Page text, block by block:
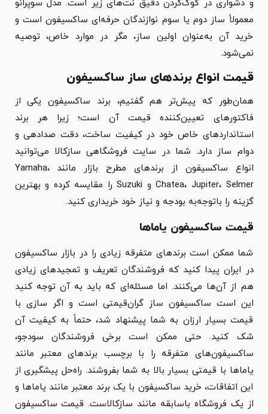
و دشواری در کوک‌کردن دقیق نت‌های زیر است. مدل سوپرانو
معمولاً ساز دوم یا سوم نوازندگان حرفه‌ای ساکسیفون است و
خرید آن به‌عنوان اولین ساز، مگر در موارد خاص، توصیه
نمی‌شود.
قیمت انواع برندهای ساز ساکسیفون
همان‌طور که پیش‌تر هم گفتیم، برند ساکسیفون یکی از
فاکتورهای تعیین‌کننده قیمت آن است؛ زیرا هر برند
استانداردهای خاص خود در کیفیت ساخت، دقت صدادهی و
دوام ساز دارد. شما در سایت فروشگاهی سازکالا می‌توانید
انواع ساکسیفون از برندهای مطرح بازار مانند Yamaha،
Chatea، Jupiter، Selmer و Suzuki را مقایسه کرده و بهترین
گزینه را باتوجه‌به بودجه و نیاز خود خریداری کنید.
قیمت ساکسیفون یاماها
شما ممکن است برندهای متفرقه زیادی را در بازار ساکسیفون
در ایران پیدا کنید که فروشندگان تعریف و تمجیدهای زیادی
هم از آن‌ها می‌کنند. اما مسئله‌ای که باید به آن توجه کنید
این است ساکسیفون ساز گران‌قیمتی است و اگر سازی با
قیمت بسیار ارزان به شما پیشنهاد شد، حتماً به کیفیت آن
شک کنید. حتی ممکن است برخی فروشندگان سودجو،
ساکسیفون‌های متفرقه را با برچسب برندهای معتبر مانند
یاماها با قیمتی بسیار بالا به شما بفروشند. راه‌حل پیشگیری از
این اتفاقات، خرید ساکسیفون با یک برند معتبر مانند یاماها و
از یک فروشگاه باسابقه مانند سازکالاست. قیمت ساکسیفون